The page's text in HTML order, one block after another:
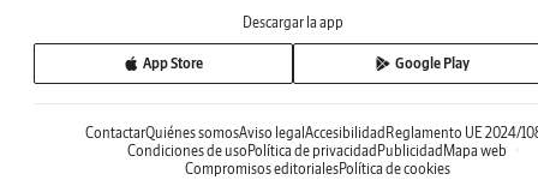
Descargar la app
App Store Google Play
ContactarQuiénes somosAviso legal Accesibilidad Reglamento UE 2024/
Condiciones de uso Política de privacidad Publicidad Mapa web
Compromisos editorialesPolítica de cookies